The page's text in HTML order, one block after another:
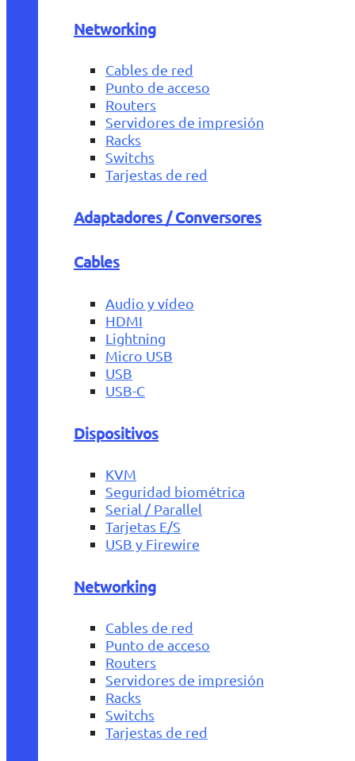
Networking
Cables de red
Punto de acceso
Routers
Servidores de impresión
Racks
Switchs
Tarjestas de red
Adaptadores / Conversores
Cables
Audio y vídeo
HDMI
Lightning
Micro USB
USB
USB-C
Dispositivos
KVM
Seguridad biométrica
Serial / Parallel
Tarjetas E/S
USB y Firewire
Networking
Cables de red
Punto de acceso
Routers
Servidores de impresión
Racks
Switchs
Tarjestas de red